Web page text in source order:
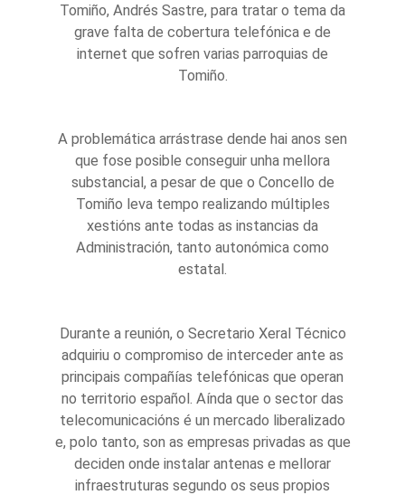
Tomiño, Andrés Sastre, para tratar o tema da
grave falta de cobertura telefónica e de
internet que sofren varias parroquias de
Tomiño.
A problemática arrástrase dende hai anos sen
que fose posible conseguir unha mellora
substancial, a pesar de que o Concello de
Tomiño leva tempo realizando múltiples
xestións ante todas as instancias da
Administración, tanto autonómica como
estatal.
Durante a reunión, o Secretario Xeral Técnico
adquiriu o compromiso de interceder ante as
principais compañías telefónicas que operan
no territorio español. Aínda que o sector das
telecomunicacións é un mercado liberalizado
e, polo tanto, son as empresas privadas as que
deciden onde instalar antenas e mellorar
infraestruturas segundo os seus propios